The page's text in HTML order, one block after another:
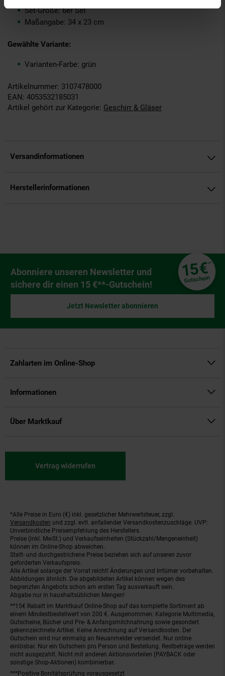
Set-Größe: 6er Set
Maßangabe: 34 x 23 cm
Gewählte Variante:
Varianten-Farbe: grün
Artikelnummer: 3107478000
EAN: 4053532185031
Artikel gehört zur Kategorie: Geschirr & Gläser
Versandinformationen
Herstellerinformationen
Newsletter Anmeldung
Abonniere unseren Newsletter und
sichere dir einen 15 €**-Gutschein!
15€**
Gutschein
Jetzt Newsletter abonnieren
Zahlarten im Online-Shop
Informationen
Über Marktkauf
Vertrag widerrufen
Fußnoten
*Alle Preise in Euro (€) inkl. gesetzlicher Mehrwertsteuer, zzgl.
Versandkosten und zzgl. evtl. anfallender Versandkostenzuschläge. UVP:
Unverbindliche Preisempfehlung des Herstellers.
Preise (inkl. MwSt.) und Verkaufseinheiten (Stückzahl/Mengeneinheit)
können im Online-Shop abweichen.
Statt- und durchgestrichene Preise beziehen sich auf unseren zuvor
geforderten Verkaufspreis.
Alle Artikel solange der Vorrat reicht! Änderungen und Irrtümer vorbehalten.
Abbildungen ähnlich. Die abgebildeten Artikel können wegen des
begrenzten Angebots schon am ersten Tag ausverkauft sein.
Abgabe nur in haushaltsüblichen Mengen!
**15€ Rabatt im Marktkauf Online-Shop auf das komplette Sortiment ab
einem Mindestbestellwert von 200 €. Ausgenommen: Kategorie Multimedia,
Gutscheine, Bücher und Pre- & Anfangsmilchnahrung sowie gesondert
gekennzeichnete Artikel. Keine Anrechnung auf Versandkosten. Der
Gutschein wird nur einmalig an Neuanmelder versendet. Nur online
einlösbar. Nur ein Gutschein pro Person und Bestellung. Restbeträge werden
nicht ausgezahlt. Nicht mit anderen Aktionsvorteilen (PAYBACK oder
sonstige Shop-Aktionen) kombinierbar.
***Positive Bonitätsprüfung vorausgesetzt